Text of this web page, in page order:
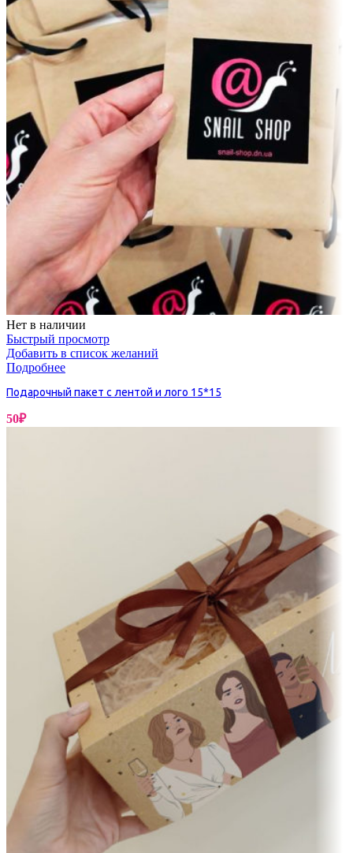
Нет в наличии
Быстрый просмотр
Добавить в список желаний
Подробнее
Подарочный пакет с лентой и лого 15*15
50₽